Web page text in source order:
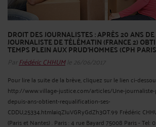
DROIT DES JOURNALISTES : APRÈS 20 ANS
JOURNALISTE DE TÉLÉMATIN (FRANCE 2)
TEMPS PLEIN AUX PRUD’HOMMES (CPH
Par Frédéric CHHUMle 26/06/2017
Pour lire la suite de la brève, cliquez sur le lien ci-
http://www.village-justice.com/articles/Une-
depuis-ans-obtient-requalification-ses-
CDDU,25334.html#iqZIuVGRyGdZh3QT.99 Frédéric
(Paris et Nantes) . Paris : 4 rue Bayard 75008 Paris - Tel: